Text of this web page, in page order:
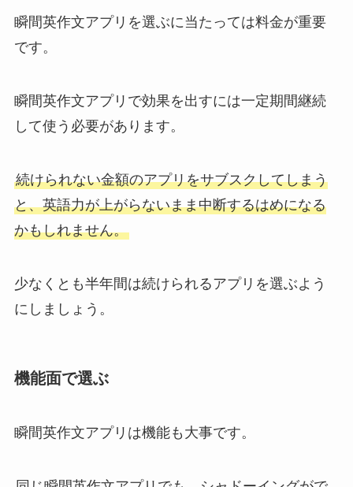
瞬間英作文アプリを選ぶに当たっては料金が重要
です。
瞬間英作文アプリで効果を出すには一定期間継続
して使う必要があります。
続けられない金額のアプリをサブスクしてしまう
と、英語力が上がらないまま中断するはめになる
かもしれません。
少なくとも半年間は続けられるアプリを選ぶよう
にしましょう。
機能面で選ぶ
瞬間英作文アプリは機能も大事です。